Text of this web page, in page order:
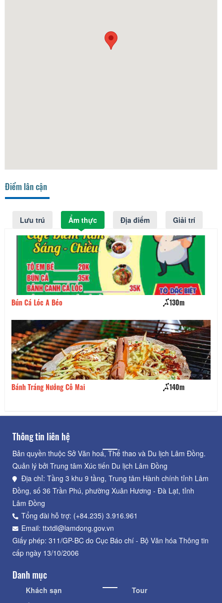
Điểm lân cận
Lưu trú Ẩm thực Địa điểm Giải trí
Bún Cá Lóc A Béo 130m
Bánh Tráng Nướng Cô Mai 140m
Thông tin liên hệ
Bản quyền thuộc Sở Văn hoá, Thể thao và Du lịch Lâm Đồng.
Quản lý bởi Trung tâm Xúc tiến Du lịch Lâm Đồng
Địa chỉ: Tầng 3 khu 9 tầng, Trung tâm Hành chính tỉnh Lâm
Đồng, số 36 Trần Phú, phường Xuân Hương - Đà Lạt, tỉnh
Lâm Đồng
Tổng đài hỗ trợ: (+84.235) 3.916.961
Email: ttxtdl@lamdong.gov.vn
Giấy phép: 311/GP-BC do Cục Báo chí - Bộ Văn hóa Thông tin
cấp ngày 13/10/2006
Danh mục
Khách sạn Tour